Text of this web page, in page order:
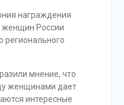
награждения
России
регионального
мнение, что
женщинами дает
интересные